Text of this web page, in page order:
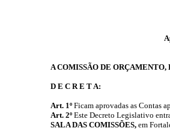
A COMISSÃO DE
D E C R E T A:
Art. 1º Ficam aprovadas as Contas
Art. 2º Este Decreto Legislativo
SALA DAS COMISSÕES,em